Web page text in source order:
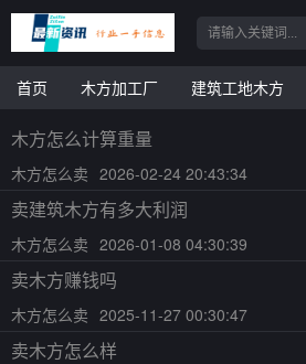
首页 木方加工厂 建筑工地木方
木方怎么计算重量
木方怎么卖 2026-02-24 20:43:34
卖建筑木方有多大利润
木方怎么卖 2026-01-08 04:30:39
卖木方赚钱吗
木方怎么卖 2025-11-27 00:30:47
卖木方怎么样